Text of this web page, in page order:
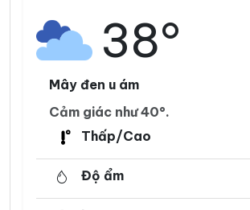
38°
Mây đen u ám
Cảm giác như 40°.
Thấp/Cao
Độ ẩm